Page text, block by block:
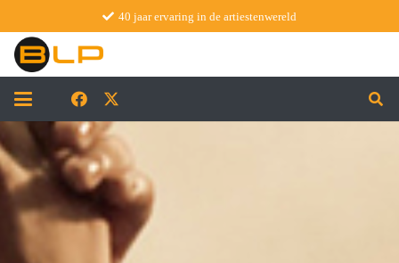
40 jaar ervaring in de artiestenwereld